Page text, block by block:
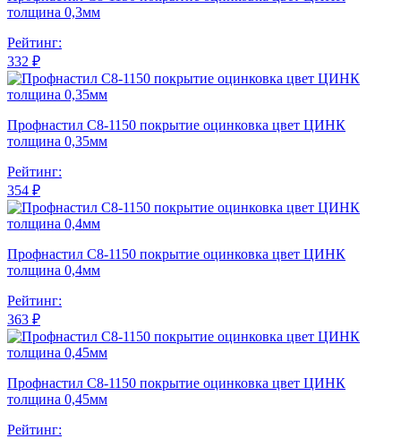
толщина 0,3мм
Рейтинг:
332 ₽
Профнастил С8-1150 покрытие оцинковка цвет ЦИНК
толщина 0,35мм
Рейтинг:
354 ₽
Профнастил С8-1150 покрытие оцинковка цвет ЦИНК
толщина 0,4мм
Рейтинг:
363 ₽
Профнастил С8-1150 покрытие оцинковка цвет ЦИНК
толщина 0,45мм
Рейтинг: